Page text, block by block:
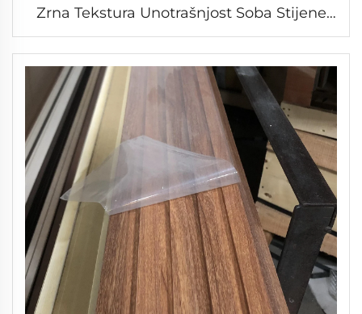
Zrna Tekstura Unotrašnjost Soba Stijene
Panela Bambusova Folija Wpc
Laminirovane Kompozitne Ploče